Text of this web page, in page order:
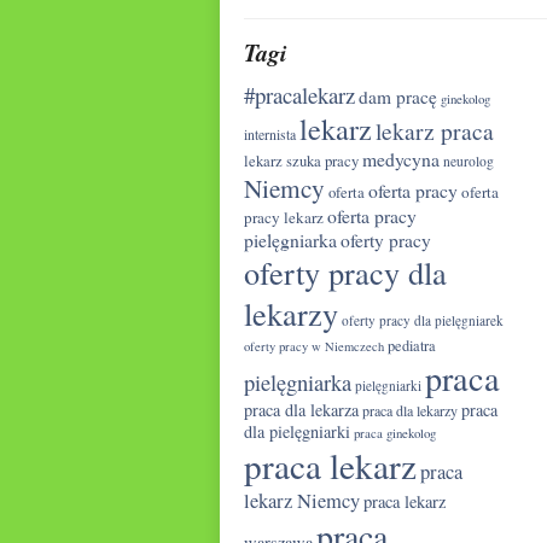
Tagi
#pracalekarzdam pracę ginekolog
internistalekarzlekarz praca
lekarz szuka pracymedycyna neurolog
Niemcy ofertaoferta pracyoferta
pracy lekarzoferta pracy
pielęgniarka oferty pracy
oferty pracy dla
lekarzy oferty pracy dla pielęgniarek
oferty pracy w Niemczech pediatra
pielęgniarka pielęgniarki praca
praca dla lekarzapraca dla lekarzypraca
dla pielęgniarki praca ginekolog
praca lekarzpraca
lekarz Niemcypraca lekarz